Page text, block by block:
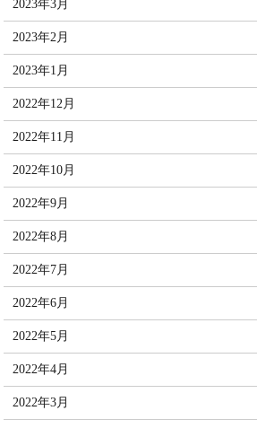
2023年3月
2023年2月
2023年1月
2022年12月
2022年11月
2022年10月
2022年9月
2022年8月
2022年7月
2022年6月
2022年5月
2022年4月
2022年3月